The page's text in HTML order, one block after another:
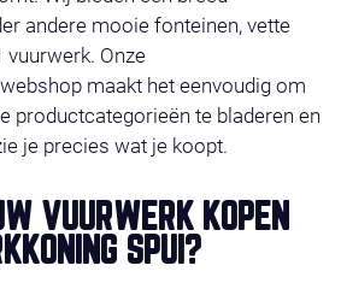
andere mooie fonteinen, vette
vuurwerk. Onze
maakt het eenvoudig om
productcategorieën te bladeren en
je precies wat je koopt.
VUURWERK KOPEN
SPUI?